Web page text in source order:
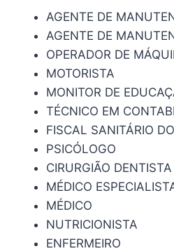
AGENTE DE
AGENTE DE
OPERADOR DE
MOTORISTA
MONITOR DE
TÉCNICO EM
FISCAL SANITÁRIO
PSICÓLOGO
CIRURGIÃO DENTISTA
MÉDICO
MÉDICO
NUTRICIONISTA
ENFERMEIRO